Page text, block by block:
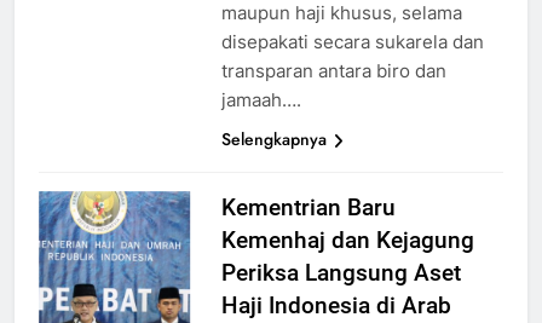
maupun haji khusus, selama
disepakati secara sukarela dan
transparan antara biro dan
jamaah….
Selengkapnya
Kementrian Baru
Kemenhaj dan Kejagung
Periksa Langsung Aset
Haji Indonesia di Arab